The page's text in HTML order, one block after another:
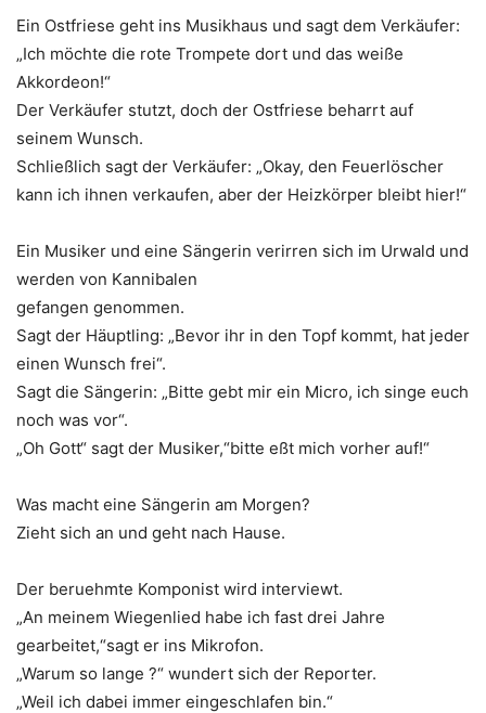
Ein Ostfriese geht ins Musikhaus und sagt dem Verkäufer:
„Ich möchte die rote Trompete dort und das weiße
Akkordeon!“
Der Verkäufer stutzt, doch der Ostfriese beharrt auf
seinem Wunsch.
Schließlich sagt der Verkäufer: „Okay, den Feuerlöscher
kann ich ihnen verkaufen, aber der Heizkörper bleibt hier!“
Ein Musiker und eine Sängerin verirren sich im Urwald und
werden von Kannibalen
gefangen genommen.
Sagt der Häuptling: „Bevor ihr in den Topf kommt, hat jeder
einen Wunsch frei“.
Sagt die Sängerin: „Bitte gebt mir ein Micro, ich singe euch
noch was vor“.
„Oh Gott“ sagt der Musiker,“bitte eßt mich vorher auf!“
Was macht eine Sängerin am Morgen?
Zieht sich an und geht nach Hause.
Der beruehmte Komponist wird interviewt.
„An meinem Wiegenlied habe ich fast drei Jahre
gearbeitet,“sagt er ins Mikrofon.
„Warum so lange ?“ wundert sich der Reporter.
„Weil ich dabei immer eingeschlafen bin.“